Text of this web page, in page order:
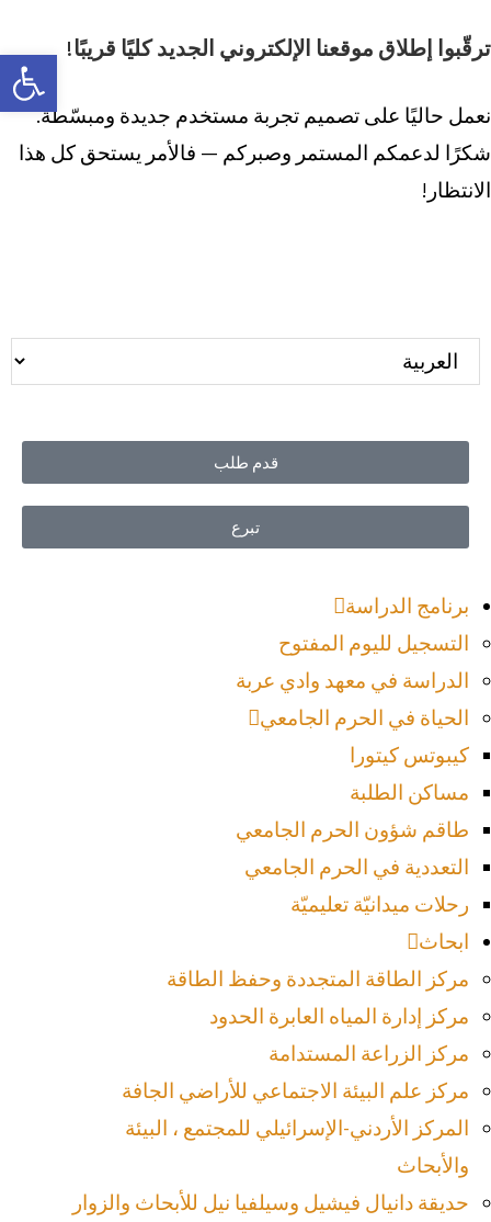
Open toolbar ترقّبوا إطلاق موقعنا الإلكتروني الجديد كليًا قريبًا!
نعمل حاليًا على تصميم تجربة مستخدم جديدة ومبسّطة.
شكرًا لدعمكم المستمر وصبركم — فالأمر يستحق كل هذا
الانتظار!
قدم طلب
تبرع
برنامج الدراسة
التسجيل لليوم المفتوح
الدراسة في معهد وادي عربة
الحياة في الحرم الجامعي
كيبوتس كيتورا
مساكن الطلبة
طاقم شؤون الحرم الجامعي
التعددية في الحرم الجامعي
رحلات ميدانيّة تعليميّة
ابحاث
مركز الطاقة المتجددة وحفظ الطاقة
مركز إدارة المياه العابرة الحدود
مركز الزراعة المستدامة
مركز علم البيئة الاجتماعي للأراضي الجافة
المركز الأردني-الإسرائيلي للمجتمع ، البيئة
والأبحاث
حديقة دانيال فيشيل وسيلفيا نيل للأبحاث والزوار